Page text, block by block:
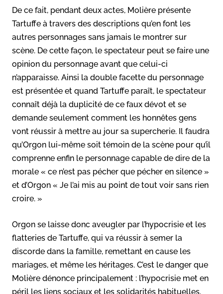
De ce fait, pendant deux actes, Molière présente
Tartuffe à travers des descriptions qu’en font les
autres personnages sans jamais le montrer sur
scène. De cette façon, le spectateur peut se faire une
opinion du personnage avant que celui-ci
n’apparaisse. Ainsi la double facette du personnage
est présentée et quand Tartuffe paraît, le spectateur
connaît déjà la duplicité de ce faux dévot et se
demande seulement comment les honnêtes gens
vont réussir à mettre au jour sa supercherie. Il faudra
qu’Orgon lui-même soit témoin de la scène pour qu’il
comprenne enfin le personnage capable de dire de la
morale « ce n’est pas pécher que pécher en silence »
et d’Orgon « Je l’ai mis au point de tout voir sans rien
croire. »
Orgon se laisse donc aveugler par l’hypocrisie et les
flatteries de Tartuffe, qui va réussir à semer la
discorde dans la famille, remettant en cause les
mariages, et même les héritages. C’est le danger que
Molière dénonce principalement : l’hypocrisie met en
péril les liens sociaux et les solidarités habituelles.